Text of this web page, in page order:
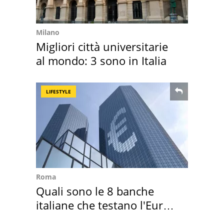
Milano
Migliori città universitarie
al mondo: 3 sono in Italia
LIFESTYLE
Roma
Quali sono le 8 banche
italiane che testano l'Euro